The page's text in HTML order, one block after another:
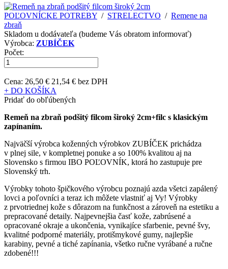
POĽOVNÍCKE POTREBY / STRELECTVO / Remene na
zbraň
Skladom u dodávateľa (budeme Vás obratom informovať)
Výrobca: ZUBÍČEK
Počet:
Cena: 26,50 € 21,54 € bez DPH
+ DO KOŠÍKA
Pridať do obľúbených
Remeň na zbraň podšitý filcom široký 2cm+filc s klasickým
zapínaním.
Najväčší výrobca koženných výrobkov ZUBÍČEK prichádza
v plnej sile, v kompletnej ponuke a so 100% kvalitou aj na
Slovensko s firmou IBO POĽOVNÍK, ktorá ho zastupuje pre
Slovenský trh.
Výrobky tohoto špičkového výrobcu poznajú azda všetci zapálený
lovci a poľovníci a teraz ich môžete vlastniť aj Vy! Výrobky
z prvotriednej kože s dôrazom na funkčnost a zároveň na estetiku a
prepracované detaily. Najpevnejšia časť kože, zabrúsené a
opracované okraje a ukončenia, vynikajíce sfarbenie, pevné švy,
kvalitné podporné materiály, protišmykové gumy, najlepšie
karabiny, pevné a tiché zapínania, všetko ručne vyrábané a ručne
zdobené!!!